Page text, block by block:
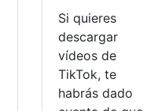
Si quieres
descargar
vídeos de
TikTok, te
habrás dado